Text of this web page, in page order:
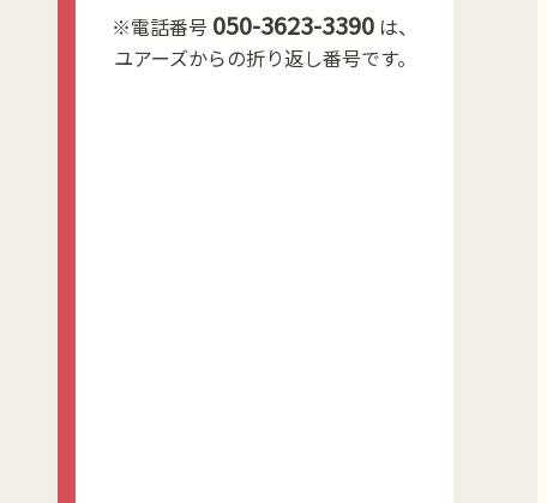
※電話番号 050-3623-3390 は、
ユアーズからの折り返し番号です。